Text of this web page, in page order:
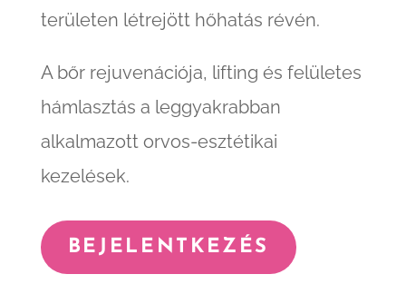
területen létrejött hőhatás révén.
A bőr rejuvenációja, lifting és felületes
hámlasztás a leggyakrabban
alkalmazott orvos-esztétikai
kezelések.
BEJELENTKEZÉS